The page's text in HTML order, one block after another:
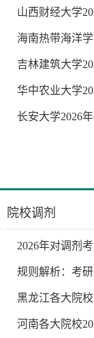
山西财经大学
海南热带海洋
吉林建筑大学
华中农业大学
长安大学2026
院校调剂
2026年对调剂
规则解析：考
黑龙江各大院
河南各大院校